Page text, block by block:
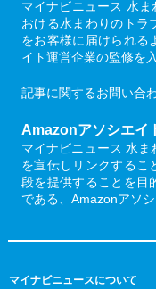
マイナビニュース 水
おける水まわりのトラ
をお客様に届けられる
イト運営企業の監修を
記事に関するお問い合
Amazonアソシエイ
マイナビニュース 水
を宣伝しリンクするこ
段を提供することを目
である、Amazonアソ
マイナビニュースについて